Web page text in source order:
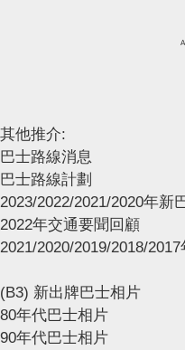
其他推介:
巴士路線消息
巴士路線計劃
2023/2022/2021/2020年新
2022年交通要聞回顧
2021/2020/2019/2018/
(B3) 新出牌巴士相片
80年代巴士相片
90年代巴士相片